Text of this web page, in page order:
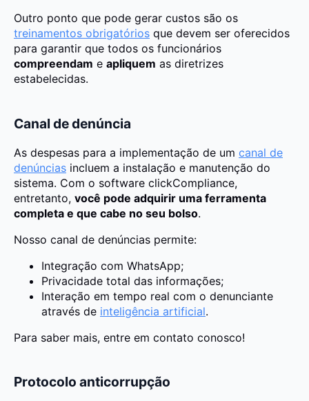
Outro ponto que pode gerar custos são os
treinamentos obrigatórios que devem ser oferecidos
para garantir que todos os funcionários
compreendam e apliquem as diretrizes
estabelecidas.
Canal de denúncia
As despesas para a implementação de um canal de
denúncias incluem a instalação e manutenção do
sistema. Com o software clickCompliance,
entretanto, você pode adquirir uma ferramenta
completa e que cabe no seu bolso.
Nosso canal de denúncias permite:
Integração com WhatsApp;
Privacidade total das informações;
Interação em tempo real com o denunciante
através de inteligência artificial.
Para saber mais, entre em contato conosco!
Protocolo anticorrupção